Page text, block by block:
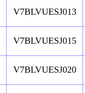
V7BLVUESJ013
V7BLVUESJ015
V7BLVUESJ020